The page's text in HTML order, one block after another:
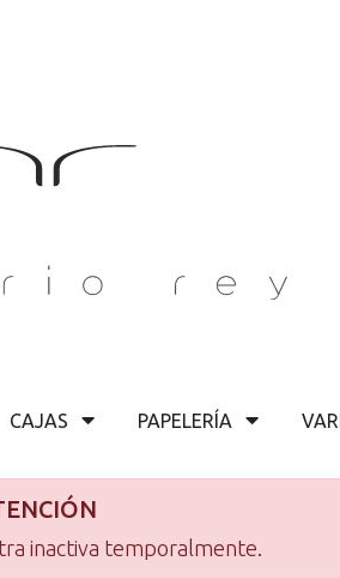
CAJAS PAPELERÍA
inactiva temporalmente.